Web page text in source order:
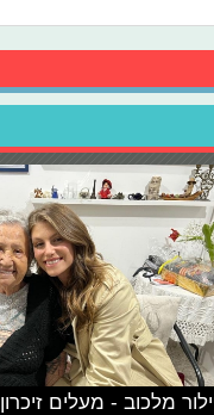
מלכוב - מעלים זיכרון